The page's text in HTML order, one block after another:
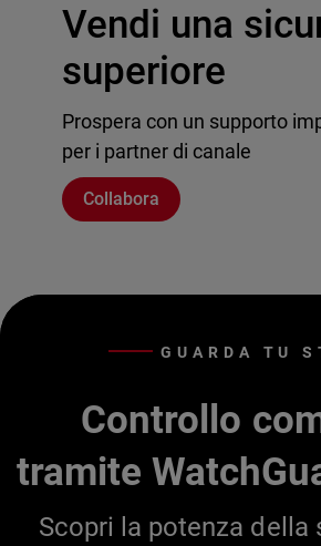
Vendi una
superiore
Prospera con un supporto
per i partner di canale
Collabora
GUARDA TU
Controllo
tramite
Scopri la potenza della